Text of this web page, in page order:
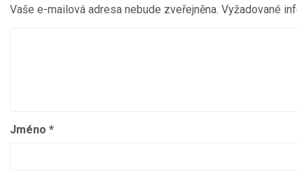
Vaše e-mailová adresa nebude zveřejněna. Vyžadované
Jméno *